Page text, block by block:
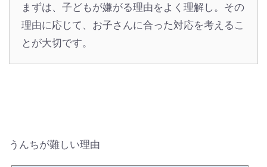
まずは、子どもが嫌がる理由をよく理解し。その
理由に応じて、お子さんに合った対応を考えるこ
とが大切です。
うんちが難しい理由